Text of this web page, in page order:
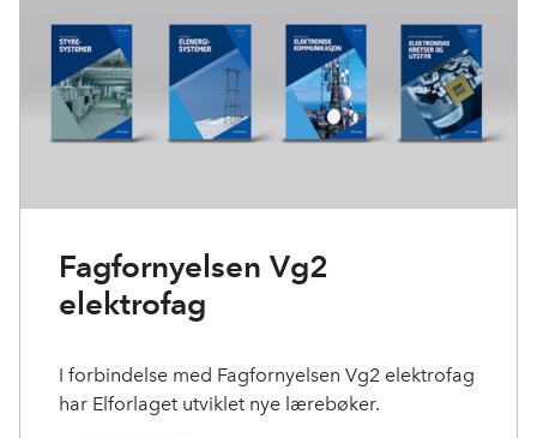
Fagfornyelsen Vg2
elektrofag
I forbindelse med Fagfornyelsen Vg2 elektrofag
har Elforlaget utviklet nye lærebøker.